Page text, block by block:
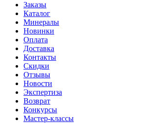
Заказы
Каталог
Минералы
Новинки
Оплата
Доставка
Контакты
Скидки
Отзывы
Новости
Экспертиза
Возврат
Конкурсы
Мастер-классы